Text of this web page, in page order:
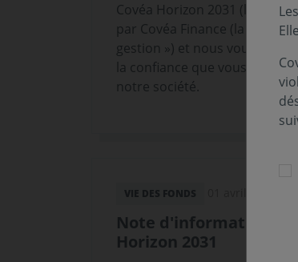
Covéa Horizon 2031 (le «
par Covéa Finance (la «
gestion ») et nous vous
la confiance que vous
notre société.
VIE DES FONDS
Note d'information -
Horizon 2031